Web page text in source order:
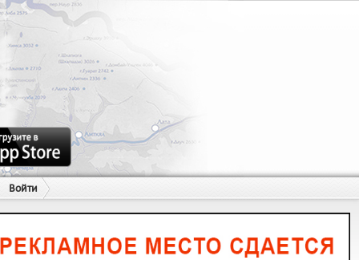
Войти